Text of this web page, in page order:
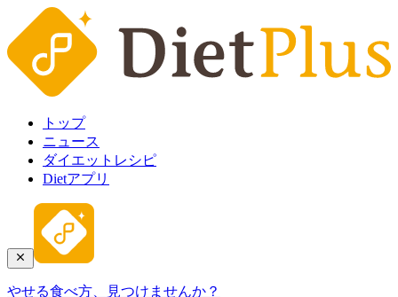
トップ
ニュース
ダイエットレシピ
Dietアプリ
やせる食べ方、見つけませんか？